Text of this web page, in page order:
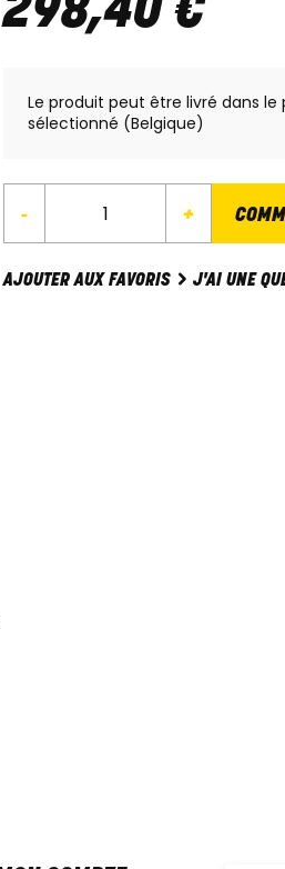
298,40€
Le produit peut être livré dans
sélectionné (Belgique)
- +
AJOUTER AUX FAVORIS J'AI UNE